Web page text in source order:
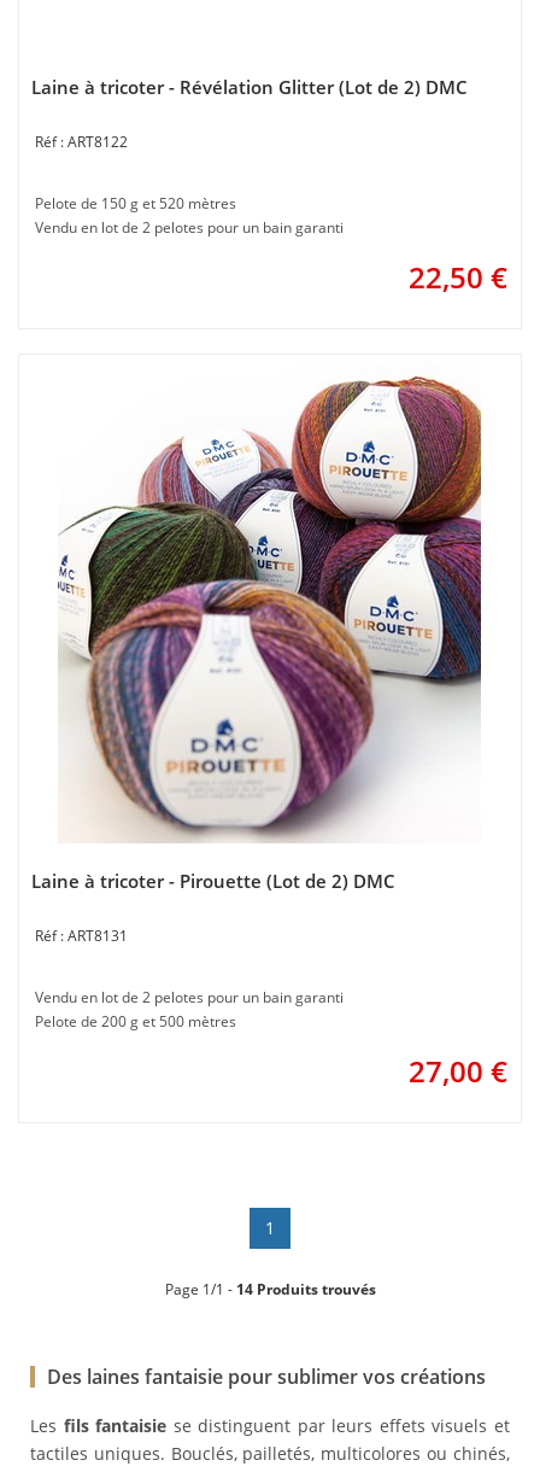
Laine à tricoter - Révélation Glitter (Lot de 2) DMC
ART8122
Pelote de 150 g et 520 mètres
Vendu en lot de 2 pelotes pour un bain garanti
22,50 €
Laine à tricoter - Pirouette (Lot de 2) DMC
ART8131
Vendu en lot de 2 pelotes pour un bain garanti
Pelote de 200 g et 500 mètres
27,00 €
1
Page 1/1 - 14 Produits trouvés
Des laines fantaisie pour sublimer vos créations
Les fils fantaisie se distinguent par leurs effets visuels et
tactiles uniques. Bouclés, pailletés, multicolores ou chinés,